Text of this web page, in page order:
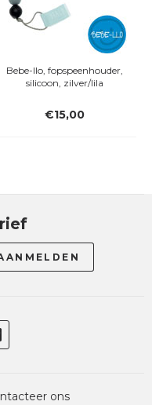
Bebe-llo, fopspeenhouder,
silicoon, zilver/lila
€15,00
ons